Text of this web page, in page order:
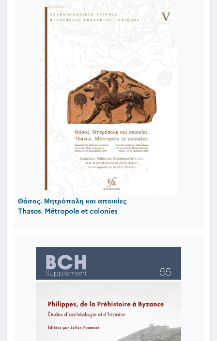
Θάσος. Μητρόπολη και αποικίες
Thasos. Métropole et colonies